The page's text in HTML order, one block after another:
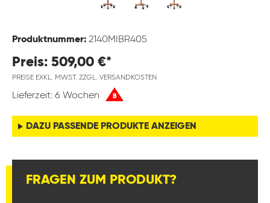
Produktnummer: 2140MIBR405
Preis: 509,00 €*
PREISE EXKL. MWST. ZZGL. VERSANDKOSTEN
Lieferzeit: 6 Wochen B
DAZU PASSENDE PRODUKTE ANZEIGEN
FRAGEN ZUM PRODUKT?